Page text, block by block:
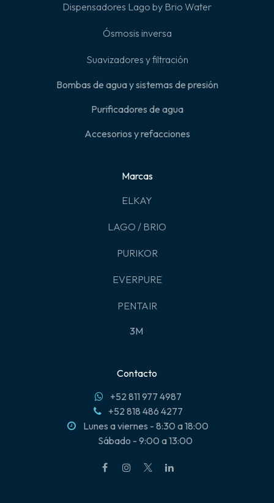
Marcas
ELKAY
LAGO / BRIO
PURIKOR
EVERPURE
PENTAIR
3M
Dispensadores Lago by Brio Water
Ósmosis inversa
Suavizadores y filtración
Bombas de agua y sistemas de presión
Purificadores de agua
Accesorios y refacciones
Contacto
+52 811 977 4987
+52 818 486 4277
Lunes a viernes - 8:30 a 18:00
Sábado - 9:00 a 13:00